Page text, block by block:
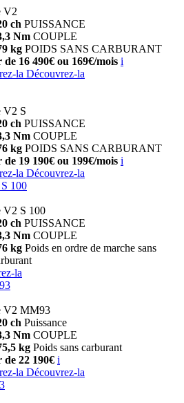
V2
ch PUISSANCE
Nm COUPLE
kg POIDS SANS CARBURANT
16 490€ ou 169€/mois i
la Découvrez-la
V2 S
ch PUISSANCE
Nm COUPLE
kg POIDS SANS CARBURANT
19 190€ ou 199€/mois i
la Découvrez-la
100
V2 S 100
ch PUISSANCE
Nm COUPLE
kg Poids en ordre de marche sans
la
V2 MM93
ch Puissance
Nm COUPLE
kg Poids sans carburant
22 190€ i
la Découvrez-la